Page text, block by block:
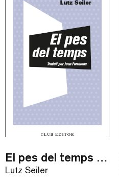
El pes del temps / eBook
Lutz Seiler